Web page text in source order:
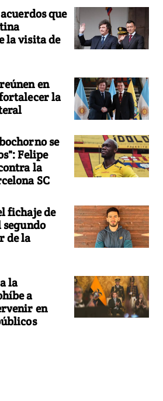
que
la visita de
en
la
se
Felipe
la
SC
fichaje de
de la
la
a
en